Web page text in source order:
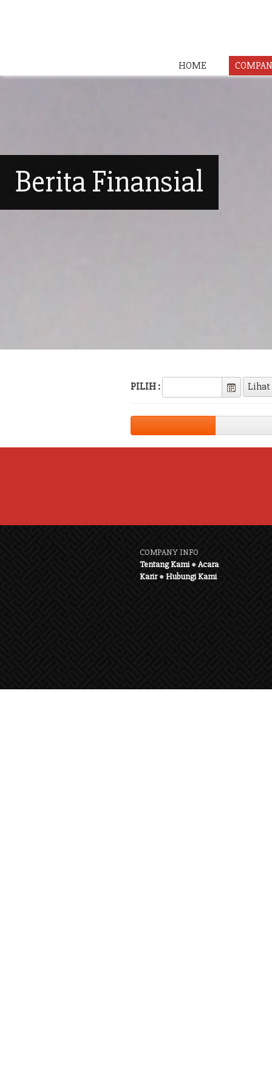
HOME
Berita Finansial
PILIH :
COMPANY INFO
Tentang Kami●Acara
Karir●Hubungi Kami